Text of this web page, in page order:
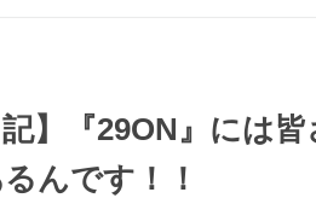
】『29ON』には
んです！！